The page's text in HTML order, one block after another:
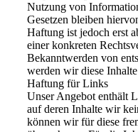
Nutzung von
Gesetzen bleiben
Haftung ist jedoch erst
einer konkreten
Bekanntwerden von
werden wir diese
Haftung für Links
Unser Angebot enthält
auf deren Inhalte wir
können wir für diese